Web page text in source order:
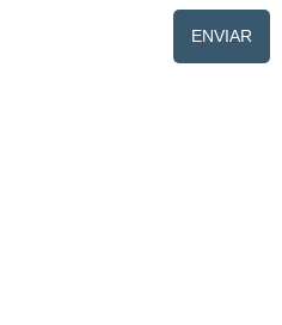
ENVIAR